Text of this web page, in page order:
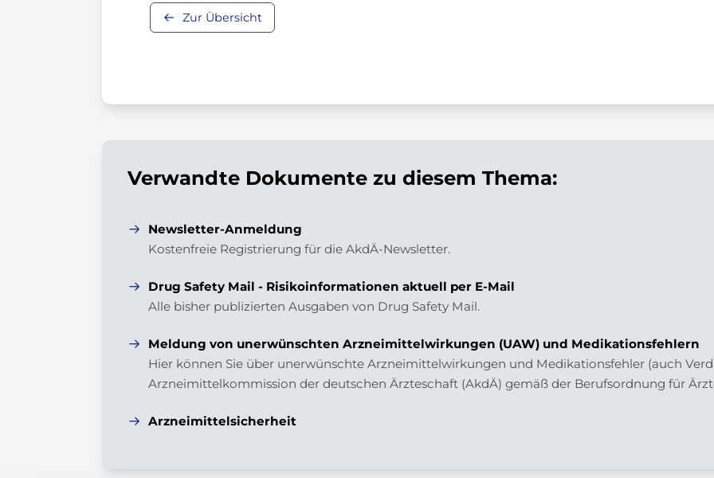
Zur Übersicht
Verwandte Dokumente zu diesem Thema:
Newsletter-Anmeldung
Kostenfreie Registrierung für die AkdÄ-Newsletter.
Drug Safety Mail - Risikoinformationen aktuell per E-Mail
Alle bisher publizierten Ausgaben von Drug Safety Mail.
Meldung von unerwünschten Arzneimittelwirkungen (UAW) und Medikationsfehlern
Hier können Sie über unerwünschte Arzneimittelwirkungen und Medikationsfehler (auch
Arzneimittelkommission der deutschen Ärzteschaft (AkdÄ) gemäß der Berufsordnung für
Arzneimittelsicherheit